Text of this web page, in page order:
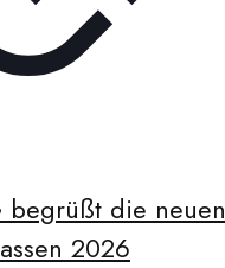
begrüßt die neuen
2026